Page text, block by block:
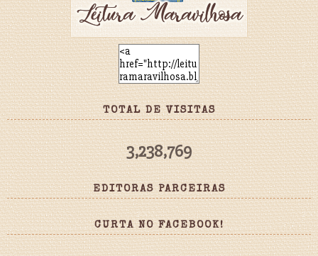
TOTAL DE VISITAS
3,238,769
EDITORAS PARCEIRAS
CURTA NO FACEBOOK!